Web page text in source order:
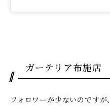
ガーテリア布施店
フォロワーが少ないのです